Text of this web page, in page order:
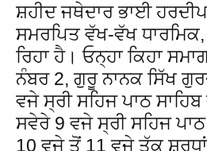
ਸ਼ਹੀਦ ਜਥੇਦਾਰ ਭਾਈ
ਸਮਰਪਿਤ ਵੱਖ-ਵੱਖ
ਰਿਹਾ ਹੈ। ਓਨ੍ਹਾ ਕਿਹਾ
ਨੰਬਰ 2, ਗੁਰੂ ਨਾਨਕ ਸਿੱਖ
ਵਜੇ ਸ੍ਰੀ ਸਹਿਜ ਪਾਠ
ਸਵੇਰੇ 9 ਵਜੇ ਸ੍ਰੀ ਸਹਿਜ
10 ਵਜੇ ਤੋਂ 11 ਵਜੇ ਤੱਕ